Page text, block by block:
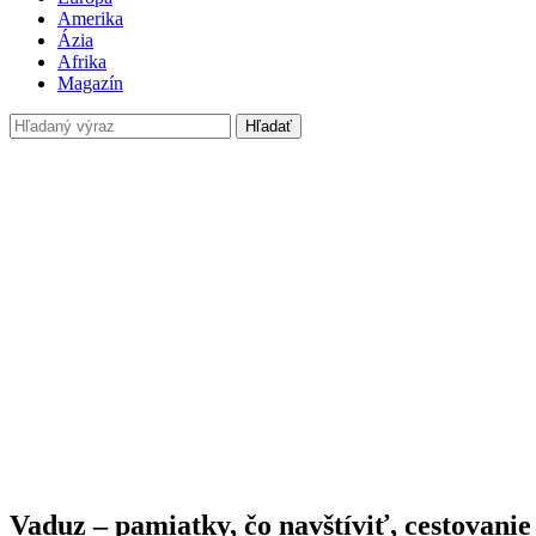
Amerika
Ázia
Afrika
Magazín
Hľadať
Vaduz – pamiatky, čo navštíviť, cestovanie